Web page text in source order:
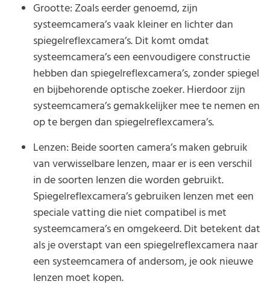
Grootte: Zoals eerder genoemd, zijn
systeemcamera’s vaak kleiner en lichter dan
spiegelreflexcamera’s. Dit komt omdat
systeemcamera’s een eenvoudigere constructie
hebben dan spiegelreflexcamera’s, zonder spiegel
en bijbehorende optische zoeker. Hierdoor zijn
systeemcamera’s gemakkelijker mee te nemen en
op te bergen dan spiegelreflexcamera’s.
Lenzen: Beide soorten camera’s maken gebruik
van verwisselbare lenzen, maar er is een verschil
in de soorten lenzen die worden gebruikt.
Spiegelreflexcamera’s gebruiken lenzen met een
speciale vatting die niet compatibel is met
systeemcamera’s en omgekeerd. Dit betekent dat
als je overstapt van een spiegelreflexcamera naar
een systeemcamera of andersom, je ook nieuwe
lenzen moet kopen.